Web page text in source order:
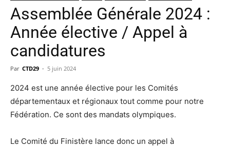
Assemblée Générale 2024 :
Année élective / Appel à
candidatures
Par CTD29 - 5 juin 2024
2024 est une année élective pour les Comités
départementaux et régionaux tout comme pour notre
Fédération. Ce sont des mandats olympiques.
Le Comité du Finistère lance donc un appel à